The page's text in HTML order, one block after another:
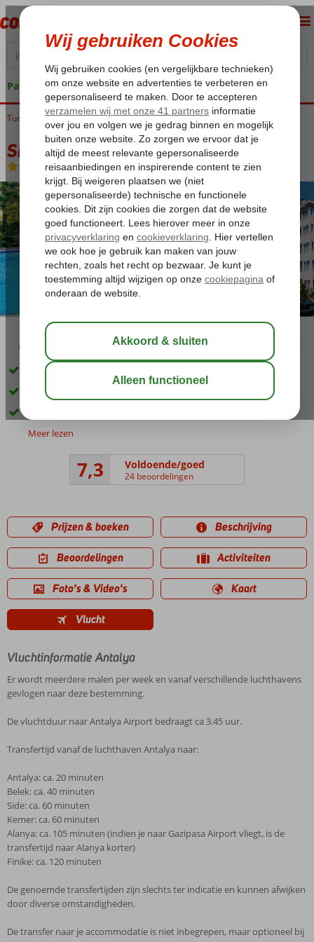
Pakketgarantie
Home
Turkije Turkse Riviera Side Side-Centrum Side Bay Hotel
Side Bay Hotel
All Inclusive-Hotel
03:45 aug 33°C
Gelegen aan de boulevard
Kamers met zeezicht
Meer lezen
7,3 Voldoende/goed
24 beoordelingen
Prijzen & boeken Beschrijving
Beoordelingen Activiteiten
Foto's & Video's Kaart
Vlucht
Vluchtinformatie Antalya
Er wordt meerdere malen per week en vanaf verschillende luchthavens
gevlogen naar deze bestemming.
De vluchtduur naar Antalya Airport bedraagt ca 3.45 uur.
Transfertijd vanaf de luchthaven Antalya naar:
Antalya: ca. 20 minuten
Belek: ca. 40 minuten
Side: ca. 60 minuten
Kemer: ca. 60 minuten
Alanya: ca. 105 minuten (indien je naar Gazipasa Airport vliegt, is de
transfertijd naar Alanya korter)
Finike: ca. 120 minuten
De genoemde transfertijden zijn slechts ter indicatie en kunnen afwijken
door diverse omstandigheden.
De transfer naar je accommodatie is niet inbegrepen, maar optioneel bij